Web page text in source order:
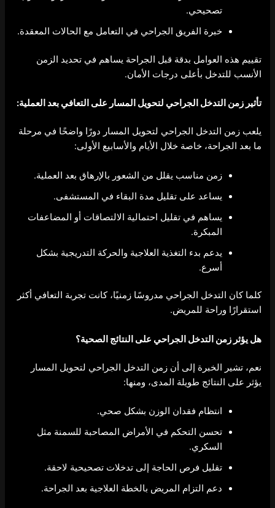
تصحيحي.
خبرة الفريق الجراحي في التعامل مع الحالات المعقدة.
تقييم هذه العوامل بدقة قبل الجراحة يساهم في تحديد الزمن
الأنسب للتدخل بأعلى درجات الأمان.
تأثيرزمن التدخل الجراحي لتحويل المسار على التعافي بعد العملية:
يلعب زمن التدخل الجراحي لتحويل المسار دورًا واضحًا في مرحلة
ما بعد الجراحة، خاصة خلال الأيام والأسابيع الأولى:
زمن مناسب يقلل من الشعور بالإرهاق بعد العملية.
يساعد على تقليل مدة البقاء في المستشفى.
يساهم في تقليل احتمالية الالتصاقات أو المضاعفات
المبكرة.
يدعم بدء التغذية العلاجية والحركة التدريجية بشكل
أسرع.
كلما كان التدخل الجراحي مدروسًا زمنيًا، كانت تجربة التعافي أكثر
استقرارًا وراحة للمريض.
هل يؤثر زمن التدخل الجراحي على النتائج الصحية؟
نعم، تشير الخبرة إلى أن زمن التدخل الجراحي لتحويل المسار
يؤثر على النتائج طويلة المدى، ومنها:
انتظام فقدان الوزن بشكل صحي.
تحسن التحكم في الأمراض المصاحبة للسمنة مثل
السكري.
تقليل فرص الحاجة إلى تدخلات تصحيحية لاحقة.
دعم التزام المريض بالخطة العلاجية بعد الجراحة.